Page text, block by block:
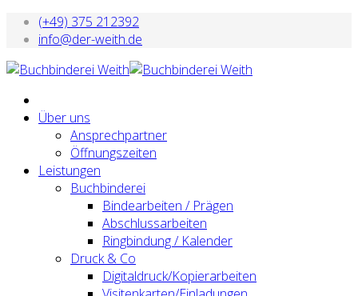
(+49) 375 212392
info@der-weith.de
Über uns
Ansprechpartner
Öffnungszeiten
Leistungen
Buchbinderei
Bindearbeiten / Prägen
Abschlussarbeiten
Ringbindung / Kalender
Druck & Co
Digitaldruck/Kopierarbeiten